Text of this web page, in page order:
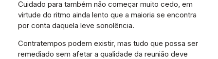
Cuidado para também não começar muito cedo, em
virtude do ritmo ainda lento que a maioria se encontra
por conta daquela leve sonolência.
Contratempos podem existir, mas tudo que possa ser
remediado sem afetar a qualidade da reunião deve